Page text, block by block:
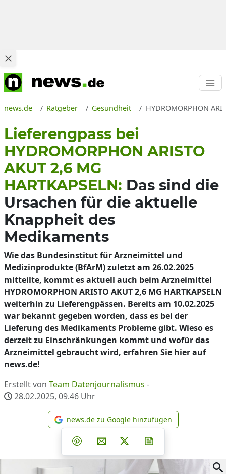
news.de Ratgeber Gesundheit HYDROMORPHON
Lieferengpass bei
HYDROMORPHON ARISTO
AKUT 2,6 MG
HARTKAPSELN: Das sind die
Ursachen für die aktuelle
Knappheit des
Medikaments
Wie das Bundesinstitut für Arzneimittel und
Medizinprodukte (BfArM) zuletzt am 26.02.2025
mitteilte, kommt es aktuell auch beim Arzneimittel
HYDROMORPHON ARISTO AKUT 2,6 MG HARTKAPSELN
weiterhin zu Lieferengpässen. Bereits am 10.02.2025
war bekannt gegeben worden, dass es bei der
Lieferung des Medikaments Probleme gibt. Wieso es
derzeit zu Einschränkungen kommt und wofür das
Arzneimittel gebraucht wird, erfahren Sie hier auf
news.de!
Erstellt von Team Datenjournalismus -
28.02.2025, 09.46 Uhr
news.de zu Google
news.de zu Google hinzufügen
Teilen auf Facebook
Teilen auf Whatsapp
Teilen auf Telegram
Teilen auf Pinterest
Per E-Mail teilen
Post auf X